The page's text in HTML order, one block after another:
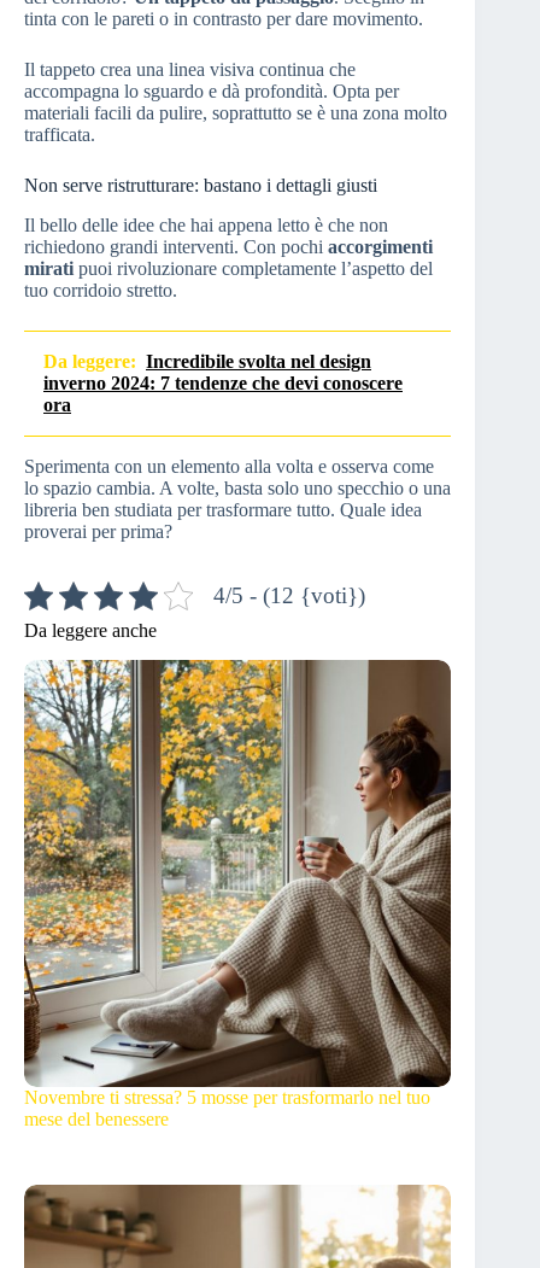
tinta con le pareti o in contrasto per dare movimento.
Il tappeto crea una linea visiva continua che
accompagna lo sguardo e dà profondità. Opta per
materiali facili da pulire, soprattutto se è una zona molto
trafficata.
Non serve ristrutturare: bastano i dettagli giusti
Il bello delle idee che hai appena letto è che non
richiedono grandi interventi. Con pochi accorgimenti
mirati puoi rivoluzionare completamente l’aspetto del
tuo corridoio stretto.
Da leggere: Incredibile svolta nel design
inverno 2024: 7 tendenze che devi conoscere
ora
Sperimenta con un elemento alla volta e osserva come
lo spazio cambia. A volte, basta solo uno specchio o una
libreria ben studiata per trasformare tutto. Quale idea
proverai per prima?
4/5 - (12 {voti})
Da leggere anche
Novembre ti stressa? 5 mosse per trasformarlo nel tuo
mese del benessere